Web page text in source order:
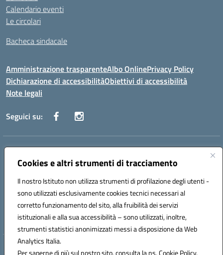
Cookies e altri strumenti di tracciamento
Il nostro Istituto non utilizza strumenti di profilazione degli utenti -
sono utilizzati esclusivamente cookies tecnici necessari al
corretto funzionamento del sito, alla fruibilità dei servizi
istituzionali e alla sua accessibilità – sono utilizzati, inoltre,
strumenti statistici anonimizzati messi a disposizione da Web
Analytics Italia.
Per saperne di più sul nostro sito, consulta la ns. Cookie Policy.
Calendario eventi
Le circolari
Bacheca sindacale
Amministrazione trasparenteAlbo OnlinePrivacy Policy
Dichiarazione di accessibilitàObiettivi di accessibilità
Note legali
Seguici su:
Indirizzo:
Centralino:0924 534873 Salemi - 0924534879 Partanna
Posta elettronica certificata (PEC):tpis002005@pec.istruzione.it
Codice fiscale: 90000320813
Codice meccanografico: TPIS002005
Hosting & Powered by 3D Solution S.r.l.